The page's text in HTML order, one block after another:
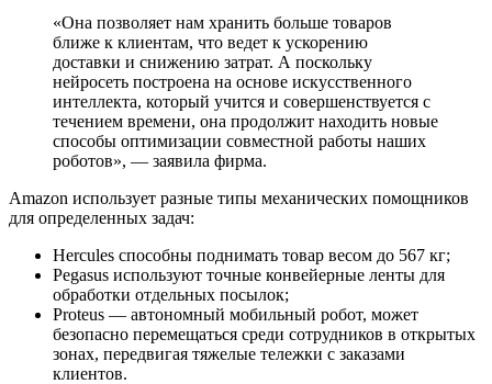
«Она позволяет нам хранить больше товаров
ближе к клиентам, что ведет к ускорению
доставки и снижению затрат. А поскольку
нейросеть построена на основе искусственного
интеллекта, который учится и совершенствуется с
течением времени, она продолжит находить новые
способы оптимизации совместной работы наших
роботов», — заявила фирма.
Amazon использует разные типы механических помощников
для определенных задач:
Hercules способны поднимать товар весом до 567 кг;
Pegasus используют точные конвейерные ленты для
обработки отдельных посылок;
Proteus — автономный мобильный робот, может
безопасно перемещаться среди сотрудников в открытых
зонах, передвигая тяжелые тележки с заказами
клиентов.